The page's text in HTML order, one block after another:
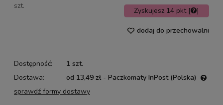
szt.
Zyskujesz 14 pkt [ ]
dodaj do przechowalni
Dostępność:
1 szt.
Dostawa:
od 13,49 zł - Paczkomaty InPost (Polska)
sprawdź formy dostawy